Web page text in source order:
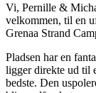
Vi, Pernille &
velkommen, til en
Grenaa Strand
Pladsen har en
ligger direkte ud til
bedste. Den